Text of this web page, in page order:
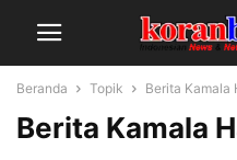
Beranda Topik Berita Kamala
Berita Kamala